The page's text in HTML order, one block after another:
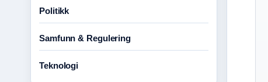
Politikk
Samfunn & Regulering
Teknologi